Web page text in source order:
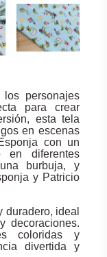
los personajes
para crear
esta tela
en escenas
con un
en diferentes
burbuja, y
y Patricio
ideal
decoraciones.
coloridas y
divertida y